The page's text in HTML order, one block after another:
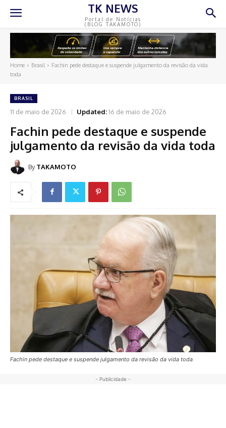
TK NEWS
Portal de Notícias
(BLOG TAKAMOTO)
Home Brasil
Fachin pede destaque e suspende julgamento da revisão da vida
toda
BRASIL
11 de maio de 2026 Updated:16 de maio de 2026
Fachin pede destaque e suspende
julgamento da revisão da vida toda
By TAKAMOTO
Fachin pede destaque e suspende julgamento da revisão da vida toda
- Publicidade -